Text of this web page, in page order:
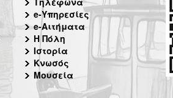
e-Υπηρεσίες
e-Αιτήματα
Η Πόλη
Ιστορία
Κνωσός
Μουσεία